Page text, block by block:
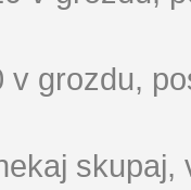
v grozdu,